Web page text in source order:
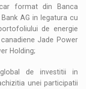
format din Banca
AG in legatura cu
de energie
Jade Power
Holding;
de investitii in
unei participatii